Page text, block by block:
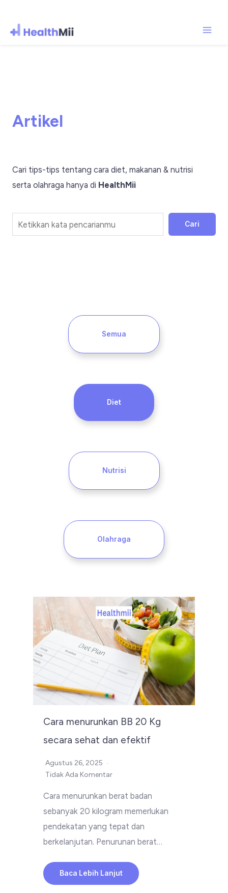
Artikel
Cari tips-tips tentang cara diet, makanan & nutrisi
serta olahraga hanya di HealthMii
Cari Cari
Semua
Diet
Nutrisi
Olahraga
Cara menurunkan BB 20 Kg
secara sehat dan efektif
Agustus 26, 2025
Tidak Ada Komentar
Cara menurunkan berat badan
sebanyak 20 kilogram memerlukan
pendekatan yang tepat dan
berkelanjutan. Penurunan berat…
Baca Lebih Lanjut